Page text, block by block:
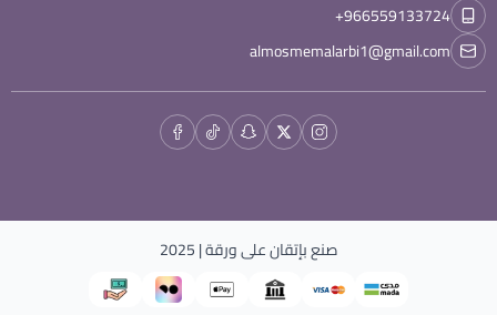
+966559133724
almosmemalarbi1@gmail.com
صنع بإتقان علىورقة| 2025